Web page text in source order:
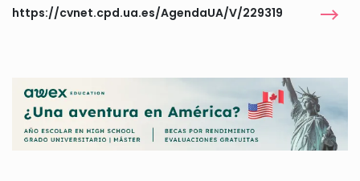
https://cvnet.cpd.ua.es/AgendaUA/V/229319